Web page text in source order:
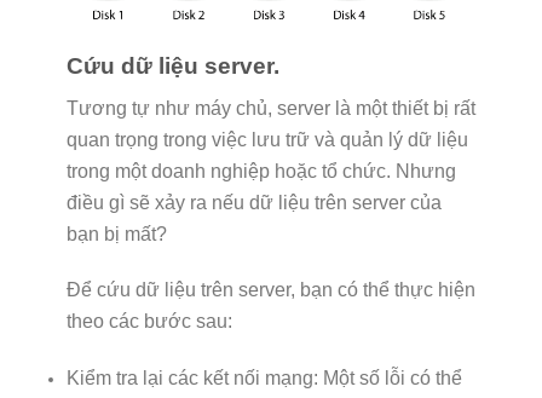
Cứu dữ liệu server.
Tương tự như máy chủ, server là một thiết bị rất
quan trọng trong việc lưu trữ và quản lý dữ liệu
trong một doanh nghiệp hoặc tổ chức. Nhưng
điều gì sẽ xảy ra nếu dữ liệu trên server của
bạn bị mất?
Để cứu dữ liệu trên server, bạn có thể thực hiện
theo các bước sau:
Kiểm tra lại các kết nối mạng: Một số lỗi có thể